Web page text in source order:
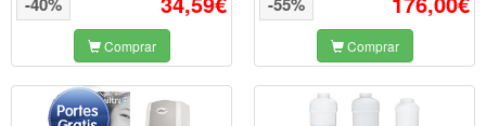
Comprar Comprar